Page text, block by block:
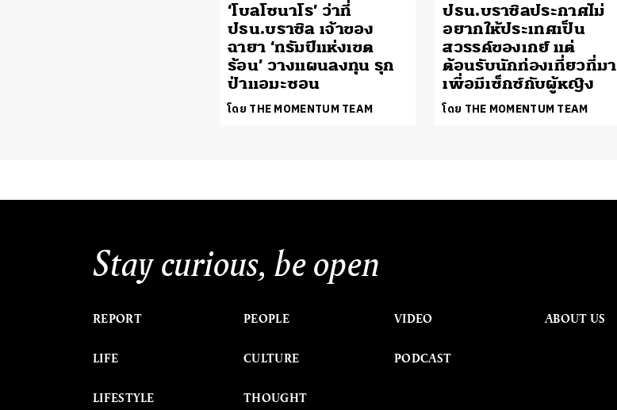
‘โบลโซนาโร’ ว่าที่
ปธน.บราซิล เจ้าของ
ฉายา ‘ทรัมป์แห่งเขต
ร้อน’ วางแผนลงทุน รุก
ป่าแอมะซอน
โดย THE MOMENTUM TEAM
ปธน.บราซิลประกาศไม่
อยากให้ประเทศเป็น
สวรรค์ของเกย์ แต่
ต้อนรับนักท่องเที่ยวที่มา
เพื่อมีเซ็กซ์กับผู้หญิง
โดย THE MOMENTUM TEAM
Stay curious, be open
REPORT
LIFE
LIFESTYLE
PEOPLE
CULTURE
THOUGHT
VIDEO
PODCAST
ABOUT US